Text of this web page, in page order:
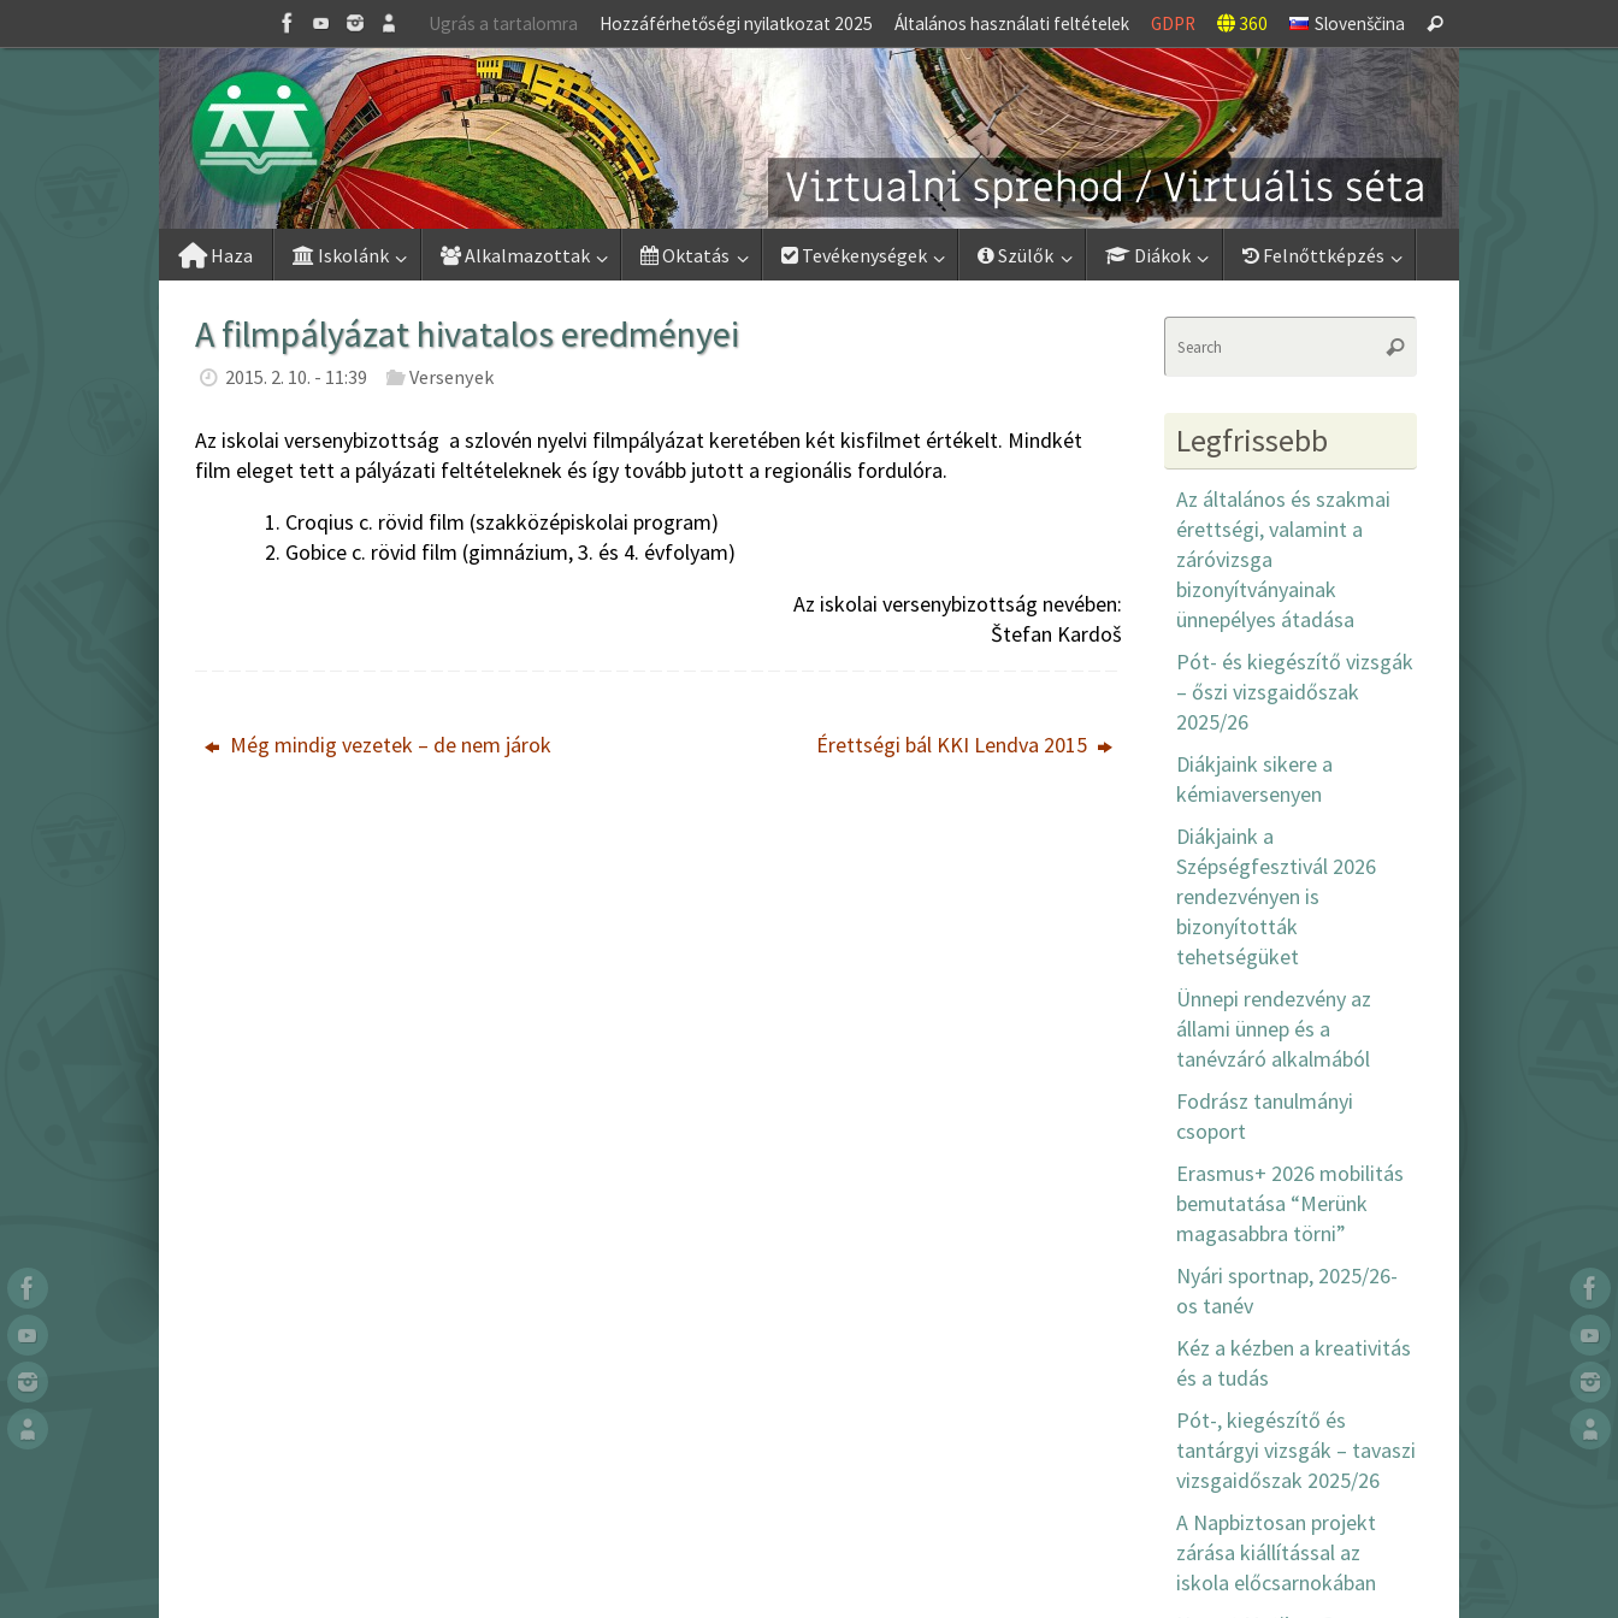
to
Ugrás a tartalomra Hozzáférhetőségi nyilatkozat 2025 Általános használati feltételek GDPR 360 Slovenščina
for:
Search
Haza Iskolánk Alkalmazottak Oktatás Tevékenységek Szülők Diákok Felnőttképzés
A filmpályázat hivatalos eredményei
2015. 2. 10. - 11:39 Versenyek
Az iskolai versenybizottság a szlovén nyelvi filmpályázat keretében két kisfilmet értékelt. Mindkét
film eleget tett a pályázati feltételeknek és így tovább jutott a regionális fordulóra.
Croqius c. rövid film (szakközépiskolai program)
Gobice c. rövid film (gimnázium, 3. és 4. évfolyam)
Az iskolai versenybizottság nevében:
Štefan Kardoš
Még mindig vezetek – de nem járok Érettségi bál KKI Lendva 2015
Search
Legfrissebb
Az általános és szakmai
érettségi, valamint a
záróvizsga
bizonyítványainak
ünnepélyes átadása
Pót- és kiegészítő vizsgák
– őszi vizsgaidőszak
2025/26
Diákjaink sikere a
kémiaversenyen
Diákjaink a
Szépségfesztivál 2026
rendezvényen is
bizonyították
tehetségüket
Ünnepi rendezvény az
állami ünnep és a
tanévzáró alkalmából
Fodrász tanulmányi
csoport
Erasmus+ 2026 mobilitás
bemutatása “Merünk
magasabbra törni”
Nyári sportnap, 2025/26-
os tanév
Kéz a kézben a kreativitás
és a tudás
Pót-, kiegészítő és
tantárgyi vizsgák – tavaszi
vizsgaidőszak 2025/26
A Napbiztosan projekt
zárása kiállítással az
iskola előcsarnokában